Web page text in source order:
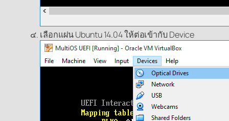
เลือกแผ่น Ubuntu 14.04 ให้ต่อเข้ากับ Device